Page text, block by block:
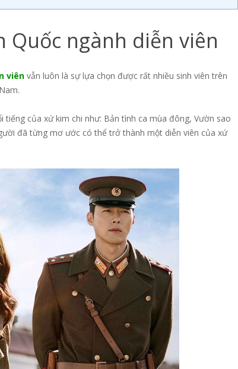
Quốc ngành diễn viên
viên vẫn luôn là sự lựa chọn được rất nhiều sinh viên trên
tiếng của xứ kim chi như: Bản tình ca mùa đông, Vườn sao
đã từng mơ ước có thể trở thành một diễn viên của xứ